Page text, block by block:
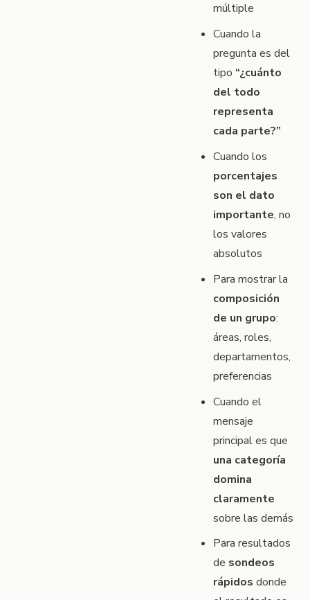
múltiple
Cuando la
pregunta es del
tipo “¿cuánto
del todo
representa
cada parte?”
Cuando los
porcentajes
son el dato
importante, no
los valores
absolutos
Para mostrar la
composición
de un grupo:
áreas, roles,
departamentos,
preferencias
Cuando el
mensaje
principal es que
una categoría
domina
claramente
sobre las demás
Para resultados
de sondeos
rápidos donde